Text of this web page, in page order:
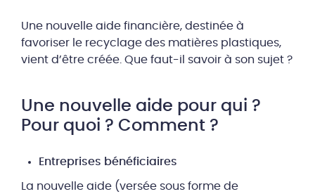
Une nouvelle aide financière, destinée à
favoriser le recyclage des matières plastiques,
vient d’être créée. Que faut-il savoir à son sujet ?
Une nouvelle aide pour qui ?
Pour quoi ? Comment ?
Entreprises bénéficiaires
La nouvelle aide (versée sous forme de